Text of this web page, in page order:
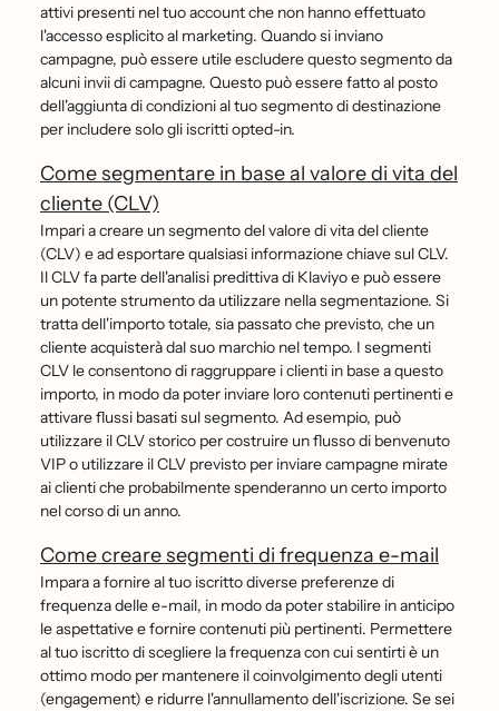
attivi presenti nel tuo account che non hanno effettuato
l'accesso esplicito al marketing. Quando si inviano
campagne, può essere utile escludere questo segmento da
alcuni invii di campagne. Questo può essere fatto al posto
dell'aggiunta di condizioni al tuo segmento di destinazione
per includere solo gli iscritti opted-in.
Come segmentare in base al valore di vita del
cliente (CLV)
Impari a creare un segmento del valore di vita del cliente
(CLV) e ad esportare qualsiasi informazione chiave sul CLV.
Il CLV fa parte dell'analisi predittiva di Klaviyo e può essere
un potente strumento da utilizzare nella segmentazione. Si
tratta dell'importo totale, sia passato che previsto, che un
cliente acquisterà dal suo marchio nel tempo. I segmenti
CLV le consentono di raggruppare i clienti in base a questo
importo, in modo da poter inviare loro contenuti pertinenti e
attivare flussi basati sul segmento. Ad esempio, può
utilizzare il CLV storico per costruire un flusso di benvenuto
VIP o utilizzare il CLV previsto per inviare campagne mirate
ai clienti che probabilmente spenderanno un certo importo
nel corso di un anno.
Come creare segmenti di frequenza e-mail
Impara a fornire al tuo iscritto diverse preferenze di
frequenza delle e-mail, in modo da poter stabilire in anticipo
le aspettative e fornire contenuti più pertinenti. Permettere
al tuo iscritto di scegliere la frequenza con cui sentirti è un
ottimo modo per mantenere il coinvolgimento degli utenti
(engagement) e ridurre l'annullamento dell'iscrizione. Se sei